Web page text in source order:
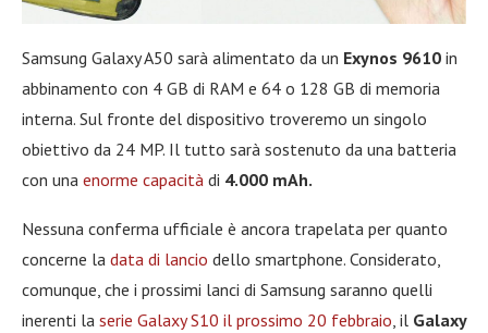
Samsung Galaxy A50 sarà alimentato da un Exynos 9610 in
abbinamento con 4 GB di RAM e 64 o 128 GB di memoria
interna. Sul fronte del dispositivo troveremo un singolo
obiettivo da 24 MP. Il tutto sarà sostenuto da una batteria
con una enorme capacità di 4.000 mAh.
Nessuna conferma ufficiale è ancora trapelata per quanto
concerne la data di lancio dello smartphone. Considerato,
comunque, che i prossimi lanci di Samsung saranno quelli
inerenti la serie Galaxy S10 il prossimo 20 febbraio, il Galaxy